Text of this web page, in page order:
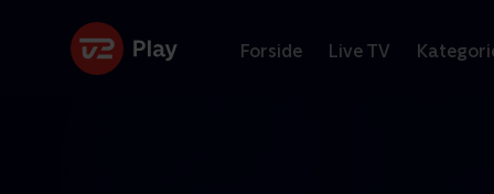
Forside Live TV